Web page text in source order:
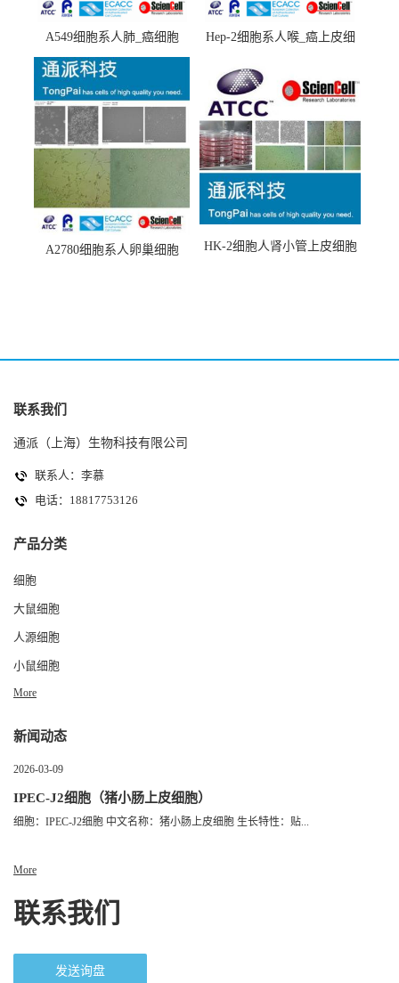
A549细胞系人肺_癌细胞
(A549细胞)
Hep-2细胞系人喉_癌上皮细
A2780细胞系人卵巢细胞
HK-2细胞人肾小管上皮细胞
联系我们
通派（上海）生物科技有限公司
联系人：李慕
电话：18817753126
产品分类
细胞
大鼠细胞
人源细胞
小鼠细胞
More
新闻动态
2026-03-09
IPEC-J2细胞（猪小肠上皮细胞）
细胞：IPEC-J2细胞 中文名称：猪小肠上皮细胞 生长特性：贴...
More
联系我们
发送询盘